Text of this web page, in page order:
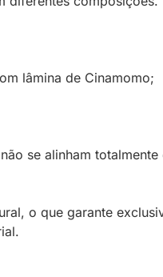
lâmina de Cinamomo;
se alinham
o que garante